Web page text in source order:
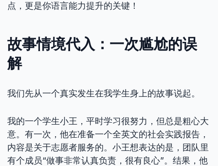
点，更是你语言能力提升的关键！
故事情境代入：一次尴尬的误
解
我们先从一个真实发生在我学生身上的故事说起。
我的一个学生小王，平时学习很努力，但总是粗心大
意。有一次，他在准备一个全英文的社会实践报告，
内容是关于志愿者服务的。小王想表达的是，团队里
有个成员“做事非常认真负责，很有良心”。结果，他